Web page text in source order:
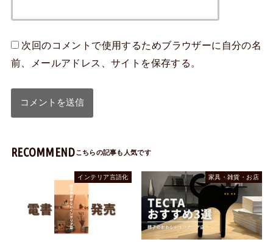
次回のコメントで使用するためブラウザーに自分の名
前、メールアドレス、サイトを保存する。
RECOMMEND
インテリア言語化 家具・雑貨・お店